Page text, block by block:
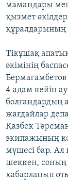
мамандары
қызмет
құралдарының
Тікұшақ
әкімінің
4 адам кейін
болғандардың
жағдайлар
Қазбек
экипажының
мүшесі бар. Ал
шеккен, соның
хабарланып